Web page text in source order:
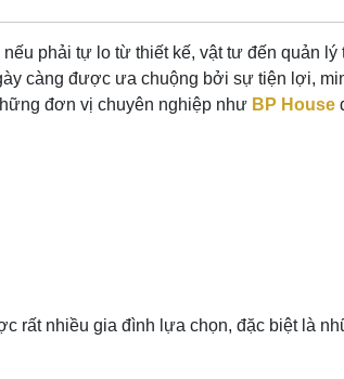
phải tự lo từ thiết kế, vật tư đến quản lý
càng được ưa chuộng bởi sự tiện lợi,
đơn vị chuyên nghiệp như BP House
rất nhiều gia đình lựa chọn, đặc biệt là